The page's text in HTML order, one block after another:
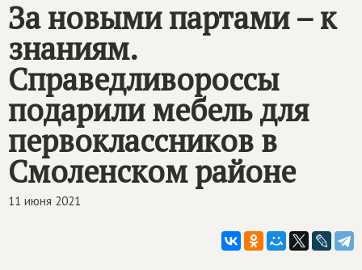
За новыми партами – к
знаниям.
Справедливороссы
подарили мебель для
первоклассников в
Смоленском районе
11 июня 2021